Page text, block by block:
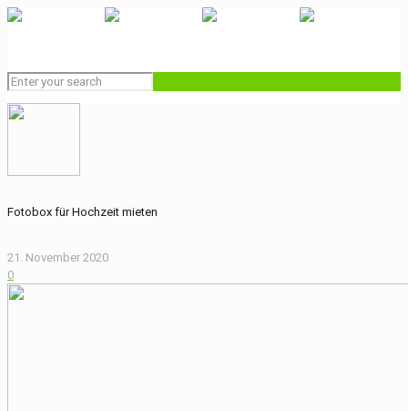
Fotobox für Hochzeit mieten
21. November 2020
0